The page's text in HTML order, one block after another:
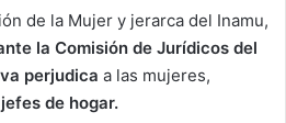
de la Mujer y jerarca del Inamu,
la Comisión de Jurídicos del
perjudica a las mujeres,
de hogar.